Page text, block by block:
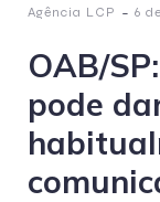
Agência LCP - 6
OAB/
pode